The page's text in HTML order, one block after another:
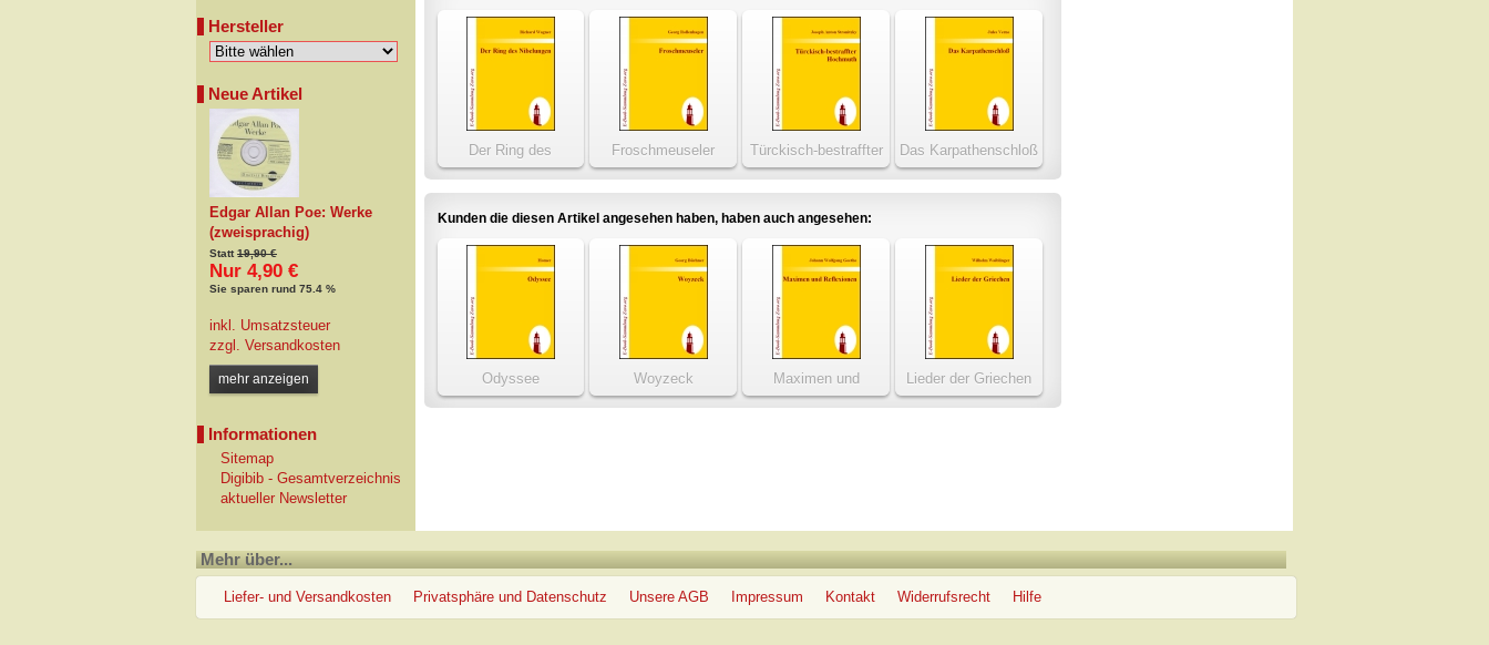
Hersteller
Neue Artikel
Edgar Allan Poe: Werke
(zweisprachig)
Statt19,90 €
Nur 4,90 €
Sie sparen rund 75.4 %
inkl. Umsatzsteuer
zzgl. Versandkosten
mehr anzeigen
Informationen
Sitemap
Digibib - Gesamtverzeichnis
aktueller Newsletter
Der Ring des
Nibelungen
Froschmeuseler
Türckisch-bestraffter
Hochmuth
Das Karpathenschloß
Kunden die diesen Artikel angesehen haben, haben auch angesehen:
Odyssee Woyzeck
Maximen und
Reflexionen
Lieder der Griechen
Mehr über...
Liefer- und Versandkosten Privatsphäre und Datenschutz Unsere AGB Impressum Kontakt Widerrufsrecht Hilfe